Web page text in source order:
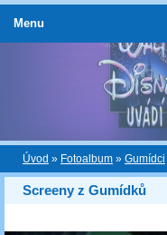
Úvod » Fotoalbum » Gumídci
Screeny z Gumídků
Menu